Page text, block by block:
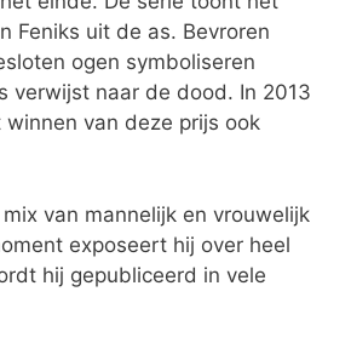
Feniks uit de as. Bevroren
ogen symboliseren
verwijst naar de dood. In 2013
van deze prijs ook
van mannelijk en vrouwelijk
exposeert hij over heel
hij gepubliceerd in vele